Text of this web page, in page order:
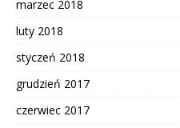
marzec 2018
luty 2018
styczeń 2018
grudzień 2017
czerwiec 2017